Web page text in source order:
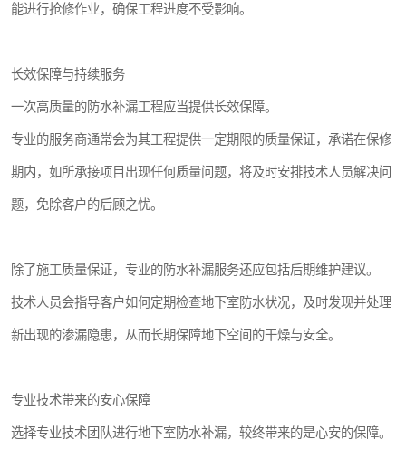
能进行抢修作业，确保工程进度不受影响。
长效保障与持续服务
一次高质量的防水补漏工程应当提供长效保障。
专业的服务商通常会为其工程提供一定期限的质量保证，承诺在保修
期内，如所承接项目出现任何质量问题，将及时安排技术人员解决问
题，免除客户的后顾之忧。
除了施工质量保证，专业的防水补漏服务还应包括后期维护建议。
技术人员会指导客户如何定期检查地下室防水状况，及时发现并处理
新出现的渗漏隐患，从而长期保障地下空间的干燥与安全。
专业技术带来的安心保障
选择专业技术团队进行地下室防水补漏，较终带来的是心安的保障。